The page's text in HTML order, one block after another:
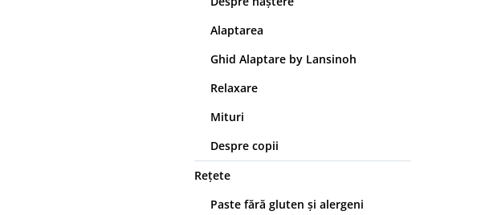
Alaptarea
Ghid Alaptare by Lansinoh
Relaxare
Mituri
Despre copii
Rețete
Paste fără gluten și alergeni